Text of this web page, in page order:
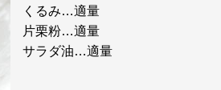
くるみ…適量
片栗粉…適量
サラダ油…適量